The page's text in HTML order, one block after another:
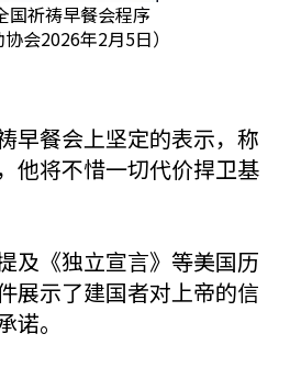
国祈祷早餐会程序
协会2026年2月5日）
早餐会上坚定的表示，称
他将不惜一切代价捍卫基
及《独立宣言》等美国历
展示了建国者对上帝的信
。